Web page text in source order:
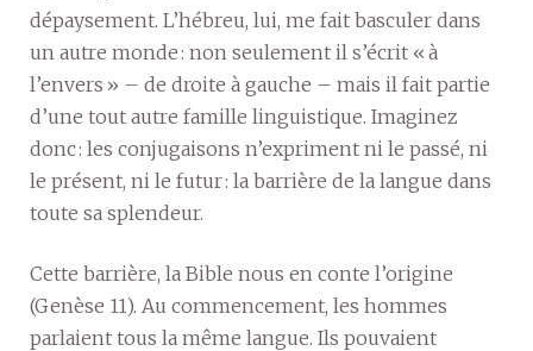
dépaysement. L’hébreu, lui, me fait basculer dans
un autre monde : non seulement il s’écrit « à
l’envers » – de droite à gauche – mais il fait partie
d’une tout autre famille linguistique. Imaginez
donc : les conjugaisons n’expriment ni le passé, ni
le présent, ni le futur : la barrière de la langue dans
toute sa splendeur.
Cette barrière, la Bible nous en conte l’origine
(Genèse 11). Au commencement, les hommes
parlaient tous la même langue. Ils pouvaient